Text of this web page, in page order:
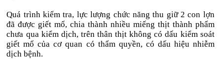
Quá trình kiểm tra, lực lượng chức năng thu giữ 2 con lợn
đãđược giết mổ, chia thành nhiều miếng thịt thành phẩm
chưa qua kiểm dịch, trên thân thịt không có dấu kiểm soát
giết mổ của cơ quan có thẩm quyền, có dấu hiệu nhiễm
dịch bệnh.